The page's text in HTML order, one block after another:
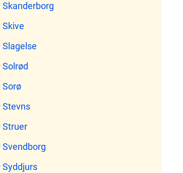
Skanderborg
Skive
Slagelse
Solrød
Sorø
Stevns
Struer
Svendborg
Syddjurs